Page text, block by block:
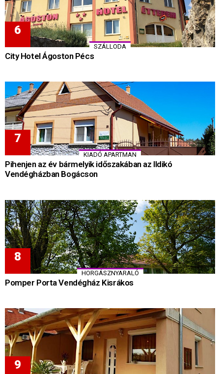
SZÁLLODA
City Hotel Ágoston Pécs
KIADÓ APARTMAN
Pihenjen az év bármelyik időszakában az Ildikó
Vendégházban Bogácson
HORGÁSZNYARALÓ
Pomper Porta Vendégház Kisrákos